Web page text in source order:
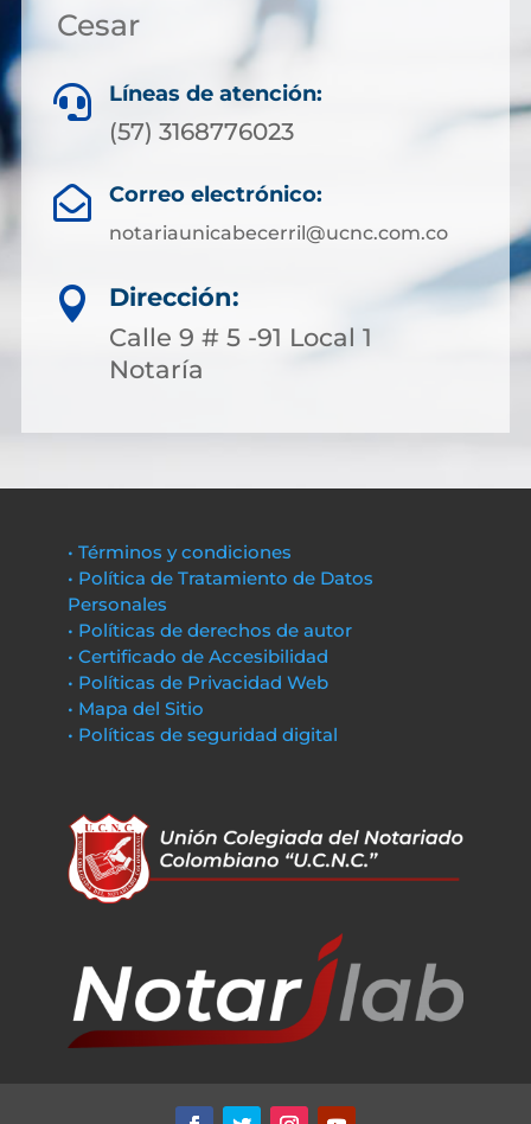
Cesar
 Líneas de atención:
(57) 3168776023
 Correo electrónico:
notariaunicabecerril@ucnc.com.co

Dirección:
Calle 9 # 5 -91 Local 1
Notaría
• Términos y condiciones
• Política de Tratamiento de Datos
Personales
• Políticas de derechos de autor
• Certificado de Accesibilidad
• Políticas de Privacidad Web
• Mapa del Sitio
• Políticas de seguridad digital